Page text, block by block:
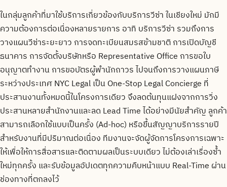
ในกลุ่มลูกค้าที่มาใช้บริการเกี่ยวข้องกับบริการวีซ่า ในเชียงใหม่ มักมี
ความต้องการต่อเนื่องหลายรายการ อาทิ บริการวีซ่า รวมถึงการ
วางแผนวีซ่าระยะยาว การจดทะเบียนสมรสข้ามชาติ การเปิดบัญชี
ธนาคาร การจัดตั้งบริษัทหรือ Representative Office การขอใบ
อนุญาตทำงาน การขอบัตรผู้พำนักถาวร ไปจนถึงการวางแผนภาษี
ระหว่างประเทศ NYC Legal เป็น One-Stop Legal Concierge ที่
ประสานงานทั้งหมดนี้ในโครงการเดียว จึงลดต้นทุนแฝงจากการวิ่ง
ประสานหลายสำนักงานและลด Lead Time ได้อย่างมีนัยสำคัญ ลูกค้า
สามารถเลือกใช้แบบเป็นครั้ง (Ad-hoc) หรือขึ้นสัญญาบริการรายปี
สำหรับงานที่มีปริมาณต่อเนื่อง ทีมงานจะจัดผู้จัดการโครงการเฉพาะ
ให้เพื่อให้การสื่อสารและติดตามผลเป็นระบบเดียว ไม่ต้องเล่าเรื่องซ้ำ
ใหม่ทุกครั้ง และรับข้อมูลอัปเดตทุกความคืบหน้าแบบ Real-Time ผ่าน
ช่องทางที่ตกลงไว้